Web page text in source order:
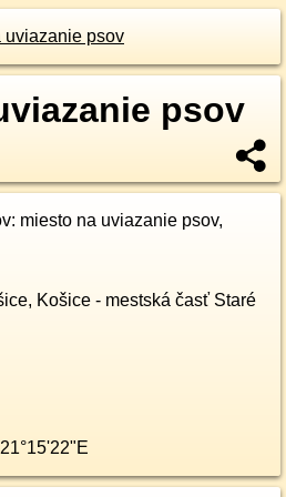
uviazanie psov
psov
: miesto na uviazanie psov,
Košice - mestská časť Staré
21°15'22"E